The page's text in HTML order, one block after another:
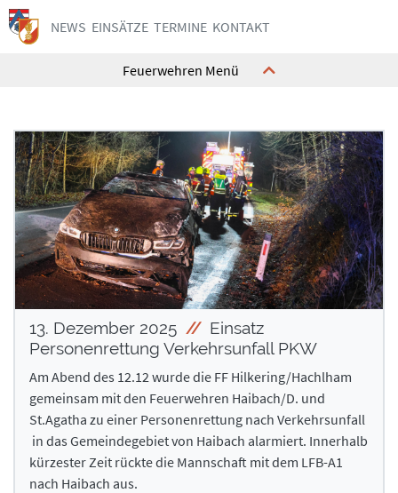
NEWS EINSÄTZE TERMINE KONTAKT
Feuerwehren Menü
Kommando
Ausrüstung
Feuerwehrhaus
Mannschaft
Geschichte
Interne Termine
Jugend
Kontakt
Kommando
Ausrüstung
Feuerwehrhaus
Mannschaft
Geschichte
Interne Termine
Jugend
Ausrüstung
Feuerwehrhaus
Mannschaft
Kommando
Ausrüstung
Feuerwehrhaus
Mannschaft
13. Dezember 2025
Einsatz
Personenrettung Verkehrsunfall PKW
Am Abend des 12.12 wurde die FF Hilkering/Hachlham
gemeinsam mit den Feuerwehren Haibach/D. und
St.Agatha zu einer Personenrettung nach Verkehrsunfall
in das Gemeindegebiet von Haibach alarmiert. Innerhalb
kürzester Zeit rückte die Mannschaft mit dem LFB-A1
nach Haibach aus.